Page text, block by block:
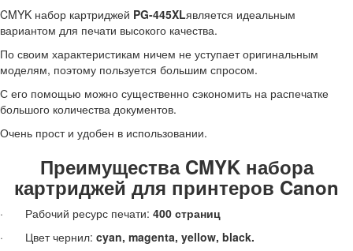
CMYK набор картриджей PG-445XLявляется идеальным
вариантом для печати высокого качества.
По своим характеристикам ничем не уступает оригинальным
моделям, поэтому пользуется большим спросом.
С его помощью можно существенно сэкономить на распечатке
большого количества документов.
Очень прост и удобен в использовании.
Преимущества CMYK набора
картриджей для принтеров Canon
· Рабочий ресурс печати: 400 страниц
· Цвет чернил: cyan, magenta, yellow, black.